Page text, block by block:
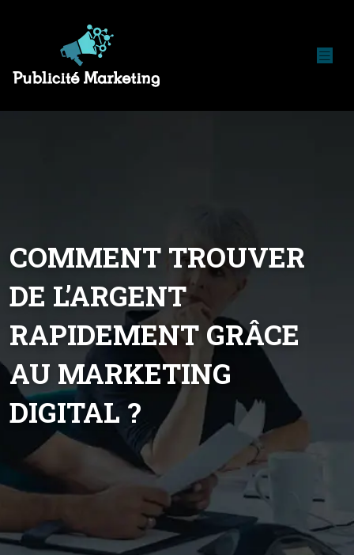
COMMENT TROUVER
DE L’ARGENT
RAPIDEMENT GRÂCE
AU MARKETING
DIGITAL ?